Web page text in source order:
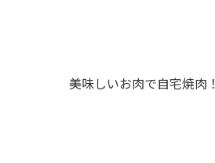
美味しいお肉で自宅焼肉！